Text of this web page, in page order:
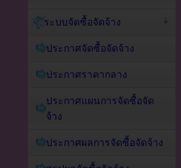
ระบบจัดซื้อจัดจ้าง
ประกาศจัดซื้อจัดจ้าง
ประกาศราคากลาง
ประกาศแผนการจัดซื้อจัด
จ้าง
ประกาศผลการจัดซื้อจัดจ้าง